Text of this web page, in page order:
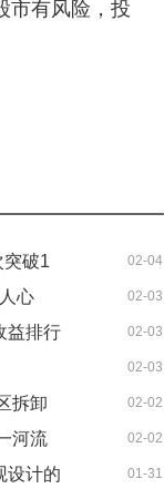
市有风险，投
破1
02-04
心
02-03
益排行
02-03
02-03
拆卸
头部
02-02
河流
02-02
设计的
01-31